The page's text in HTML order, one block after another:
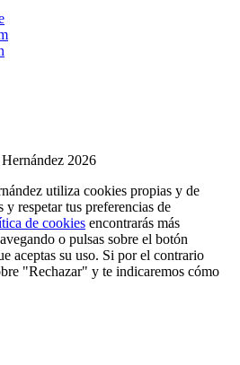
2026
utiliza cookies propias y de
y respetar tus preferencias de
de cookies encontrarás más
o pulsas sobre el botón
aceptas su uso. Si por el contrario
"Rechazar" y te indicaremos cómo